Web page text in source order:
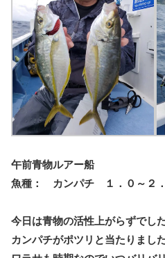
午前青物ルアー船
魚種： カンパチ １．０～２
今日は青物の活性上がらずでし
カンパチがポツリと当たりまし